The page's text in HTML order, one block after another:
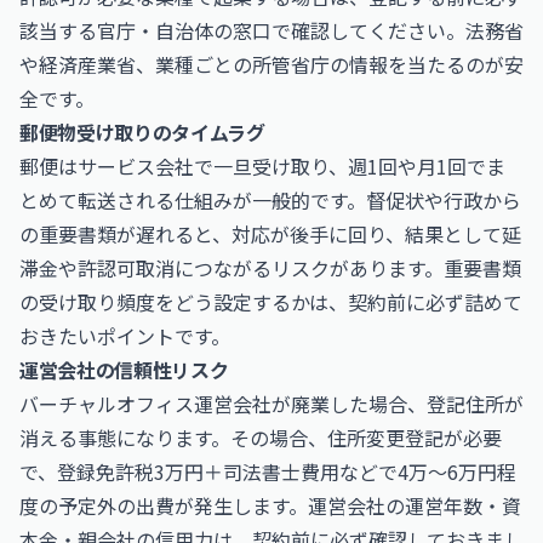
該当する官庁・自治体の窓口で確認してください。法務省
や経済産業省、業種ごとの所管省庁の情報を当たるのが安
全です。
郵便物受け取りのタイムラグ
郵便はサービス会社で一旦受け取り、週1回や月1回でま
とめて転送される仕組みが一般的です。督促状や行政から
の重要書類が遅れると、対応が後手に回り、結果として延
滞金や許認可取消につながるリスクがあります。重要書類
の受け取り頻度をどう設定するかは、契約前に必ず詰めて
おきたいポイントです。
運営会社の信頼性リスク
バーチャルオフィス運営会社が廃業した場合、登記住所が
消える事態になります。その場合、住所変更登記が必要
で、登録免許税3万円＋司法書士費用などで4万〜6万円程
度の予定外の出費が発生します。運営会社の運営年数・資